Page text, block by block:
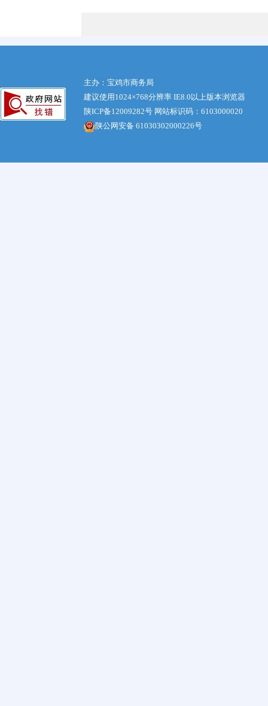
主办：宝鸡市商务局
建议使用1024×768分辨率 IE8.0以上版本浏览器
陕ICP备12009282号 网站标识码：6103000020
陕公网安备 61030302000226号